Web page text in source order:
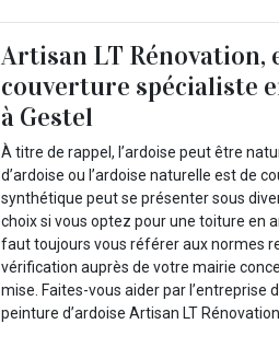
Artisan LT Rénovation,
couverture spécialiste
à Gestel
À titre de rappel, l’ardoise peut être
d’ardoise ou l’ardoise naturelle est de
synthétique peut se présenter sous
choix si vous optez pour une toiture en
faut toujours vous référer aux normes
vérification auprès de votre mairie
mise. Faites-vous aider par l’entreprise
peinture d’ardoise Artisan LT